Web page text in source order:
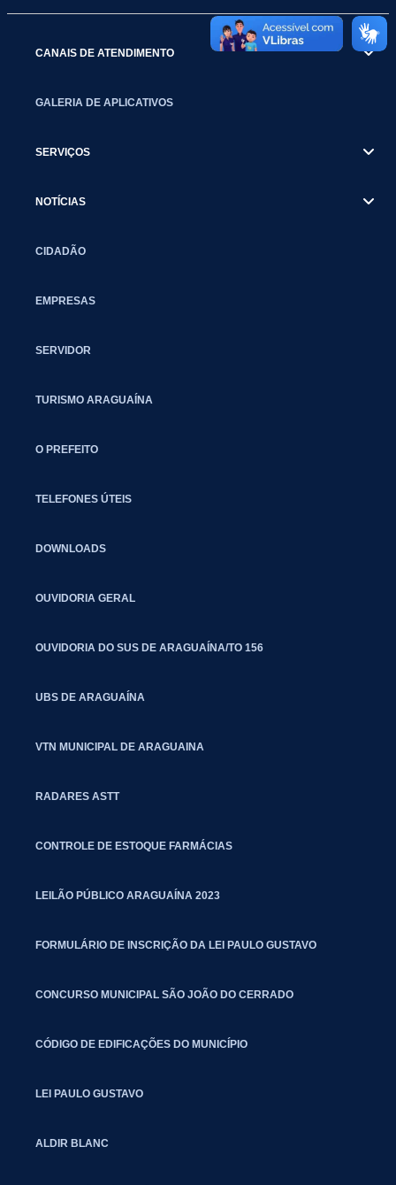
CANAIS DE ATENDIMENTO
GALERIA DE APLICATIVOS
SERVIÇOS
NOTÍCIAS
CIDADÃO
EMPRESAS
SERVIDOR
TURISMO ARAGUAÍNA
O PREFEITO
TELEFONES ÚTEIS
DOWNLOADS
OUVIDORIA GERAL
OUVIDORIA DO SUS DE ARAGUAÍNA/TO 156
UBS DE ARAGUAÍNA
VTN MUNICIPAL DE ARAGUAINA
RADARES ASTT
CONTROLE DE ESTOQUE FARMÁCIAS
LEILÃO PÚBLICO ARAGUAÍNA 2023
FORMULÁRIO DE INSCRIÇÃO DA LEI PAULO GUSTAVO
CONCURSO MUNICIPAL SÃO JOÃO DO CERRADO
CÓDIGO DE EDIFICAÇÕES DO MUNICÍPIO
LEI PAULO GUSTAVO
ALDIR BLANC